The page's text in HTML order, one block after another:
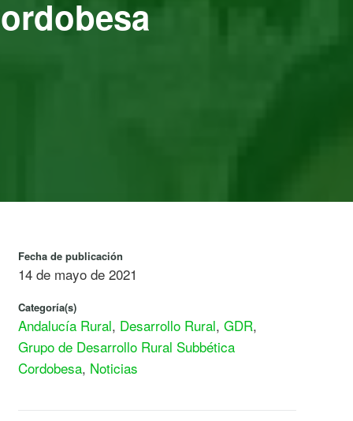
Fecha de publicación
14 de mayo de 2021
Categoría(s)
Andalucía Rural, Desarrollo Rural, GDR,
Grupo de Desarrollo Rural Subbética
Cordobesa, Noticias